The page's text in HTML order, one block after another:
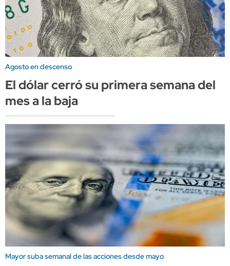
Agosto en descenso
El dólar cerró su primera semana del
mes a la baja
Mayor suba semanal de las acciones desde mayo